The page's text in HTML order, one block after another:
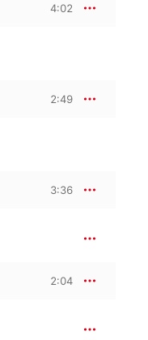
4:02
2:49
3:36
2:04